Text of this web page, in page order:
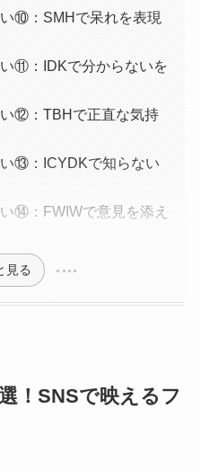
⑩：SMHで呆れを表現
⑪：IDKで分からないを
⑫：TBHで正直な気持
⑬：ICYDKで知らない
⑭：FWIWで意見を添え
見る
！SNSで映えるフ